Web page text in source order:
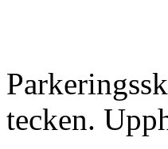
tecken.